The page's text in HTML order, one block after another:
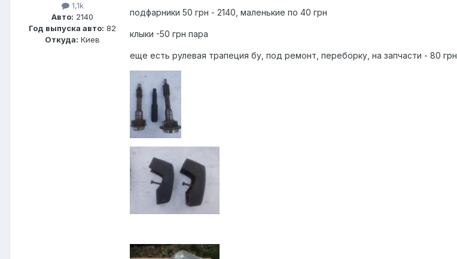
1,1k
Авто: 2140
Год выпуска авто: 82
Откуда: Киев
подфарники 50 грн - 2140, маленькие по 40 грн
клыки -50 грн пара
еще есть рулевая трапеция бу, под ремонт, переборку, на запчасти - 80 грн